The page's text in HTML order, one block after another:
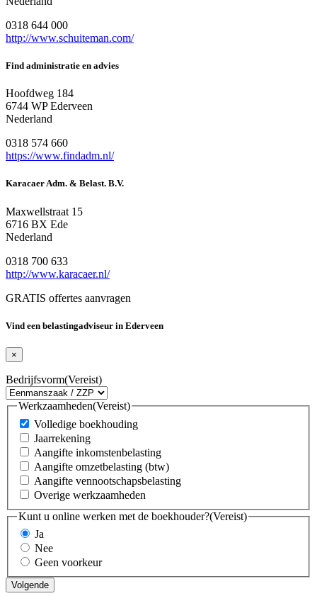
0318 644 000
http://www.schuiteman.com/
Find administratie en advies
Hoofdweg 184
6744 WP Ederveen
Nederland
0318 574 660
https://www.findadm.nl/
Karacaer Adm. & Belast. B.V.
Maxwellstraat 15
6716 BX Ede
Nederland
0318 700 633
http://www.karacaer.nl/
GRATIS offertes aanvragen
Vind een belastingadviseur in Ederveen
×
Bedrijfsvorm(Vereist)
Werkzaamheden(Vereist)
Volledige boekhouding
Jaarrekening
Aangifte inkomstenbelasting
Aangifte omzetbelasting (btw)
Aangifte vennootschapsbelasting
Overige werkzaamheden
Kunt u online werken met de boekhouder?(Vereist)
Ja
Nee
Geen voorkeur